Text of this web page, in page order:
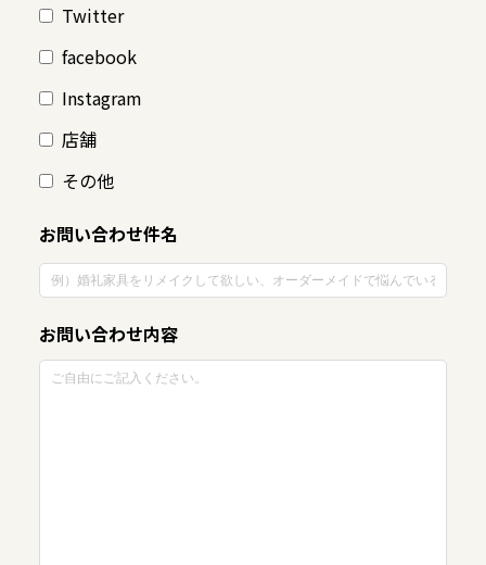
Twitter
facebook
Instagram
店舗
その他
お問い合わせ件名
お問い合わせ内容